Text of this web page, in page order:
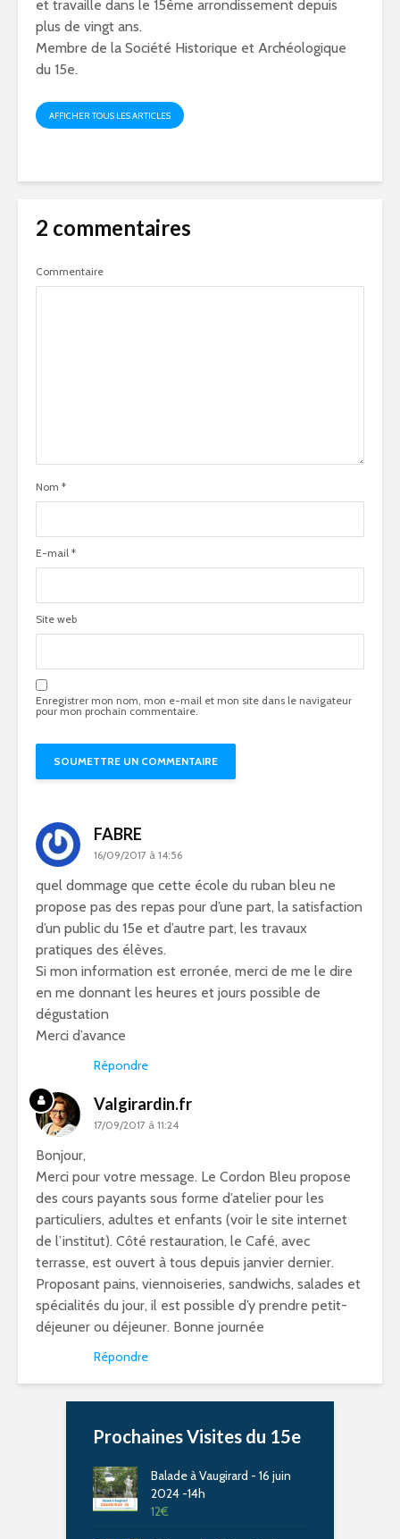
et travaille dans le 15ème arrondissement depuis
plus de vingt ans.
Membre de la Société Historique et Archéologique
du 15e.
AFFICHER TOUS LES ARTICLES
2 commentaires
Commentaire
Nom *
E-mail *
Site web
Enregistrer mon nom, mon e-mail et mon site dans le navigateur
pour mon prochain commentaire.
FABRE
16/09/2017 à 14:56
quel dommage que cette école du ruban bleu ne
propose pas des repas pour d’une part, la satisfaction
d’un public du 15e et d’autre part, les travaux
pratiques des élèves.
Si mon information est erronée, merci de me le dire
en me donnant les heures et jours possible de
dégustation
Merci d’avance
Répondre
Valgirardin.fr
17/09/2017 à 11:24
Bonjour,
Merci pour votre message. Le Cordon Bleu propose
des cours payants sous forme d’atelier pour les
particuliers, adultes et enfants (voir le site internet
de l’institut). Côté restauration, le Café, avec
terrasse, est ouvert à tous depuis janvier dernier.
Proposant pains, viennoiseries, sandwichs, salades et
spécialités du jour, il est possible d’y prendre petit-
déjeuner ou déjeuner. Bonne journée
Répondre
Prochaines Visites du 15e
Balade à Vaugirard - 16 juin
2024 -14h
12€